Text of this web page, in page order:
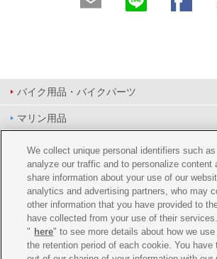
バイク用品・バイクパーツ
マリン用品
PAS/YPJ用品
その他用品
イベント&エンターテイメント
オンラインショップ
企業情報
We collect unique personal identifiers such
analyze our traffic and to personalize content
share information about your use of our
analytics and advertising partners, who may
other information that you have provided to
have collected from your use of their
" here" to see more details about how we
the retention period of each cookie. You have